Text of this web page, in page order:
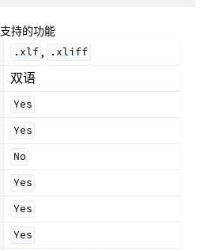
支持的功能
.xlf , .xliff
双语
Yes
Yes
No
Yes
Yes
Yes